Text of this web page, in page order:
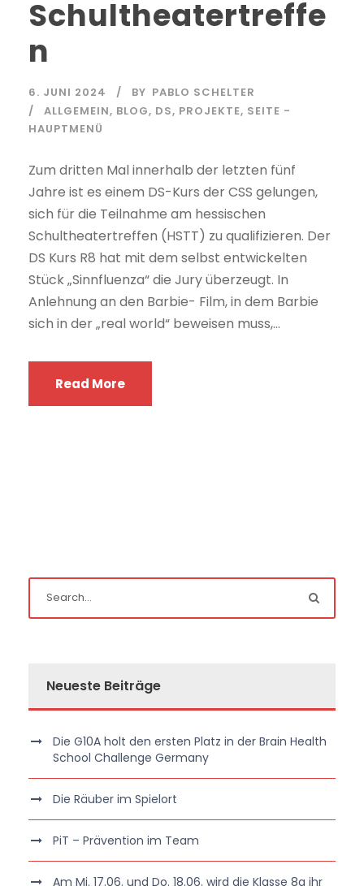
Schultheatertreffe
n
6. JUNI 2024 BY PABLO SCHELTER
ALLGEMEIN, BLOG, DS, PROJEKTE, SEITE -
HAUPTMENÜ
Zum dritten Mal innerhalb der letzten fünf
Jahre ist es einem DS-Kurs der CSS gelungen,
sich für die Teilnahme am hessischen
Schultheatertreffen (HSTT) zu qualifizieren. Der
DS Kurs R8 hat mit dem selbst entwickelten
Stück „Sinnfluenza“ die Jury überzeugt. In
Anlehnung an den Barbie- Film, in dem Barbie
sich in der „real world“ beweisen muss,...
Read More
Neueste Beiträge
Die G10A holt den ersten Platz in der Brain Health
School Challenge Germany
Die Räuber im Spielort
PiT – Prävention im Team
Am Mi. 17.06. und Do. 18.06. wird die Klasse 8a ihr